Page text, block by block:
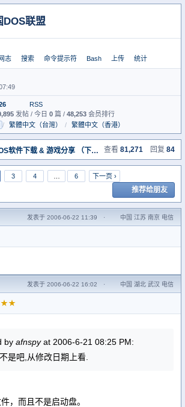
DOS联盟
志 搜索 命令提示符 Bash 上传 统计
RSS
发帖 / 今日 0 篇 / 48,253 会员排行
/ 繁體中文（台灣） / 繁體中文（香港）
软件下载 & 游戏分享 （下载室） » [推荐]发现一个早
查看 81,271 回复 84
3 4 6 下一页 ›
推荐给朋友
发表于 2006-06-22 11:39 · 中国 江苏 南京 电信
发表于 2006-06-22 16:02 · 中国 湖北 武汉 电信
by afnspyat 2006-6-21 08:25 PM:
是吧,从修改日期上看.
，而且不是启动盘。